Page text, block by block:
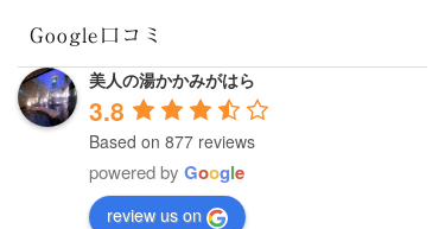
Google口コミ
美人の湯かかみがはら
3.8
Based on 877 reviews
powered by Google
review us on